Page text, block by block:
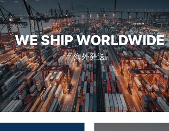
WE SHIP WORLDWIDE
海外発送